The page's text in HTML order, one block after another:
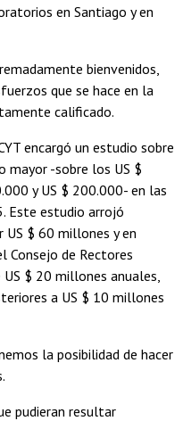
en Santiago y en
bienvenidos,
que se hace en la
calificado.
encargó un estudio sobre
mayor -sobre los US $
y US $ 200.000- en las
Este estudio arrojó
$ 60 millones y en
Consejo de Rectores
$ 20 millones anuales,
a US $ 10 millones
la posibilidad de hacer
pudieran resultar